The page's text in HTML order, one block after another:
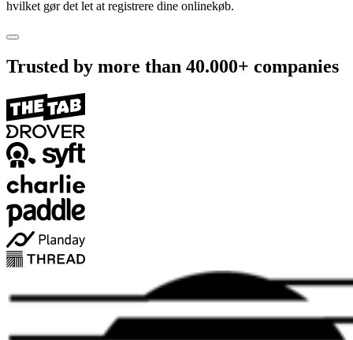
hvilket gør det let at registrere dine onlinekøb.
Trusted by more than 40.000+ companies